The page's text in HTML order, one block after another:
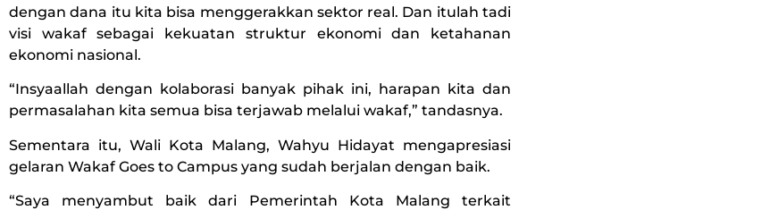
dengan dana itu kita bisa menggerakkan sektor real. Dan itulah tadi
visi wakaf sebagai kekuatan struktur ekonomi dan ketahanan
ekonomi nasional.
“Insyaallah dengan kolaborasi banyak pihak ini, harapan kita dan
permasalahan kita semua bisa terjawab melalui wakaf,” tandasnya.
Sementara itu, Wali Kota Malang, Wahyu Hidayat mengapresiasi
gelaran Wakaf Goes to Campus yang sudah berjalan dengan baik.
“Saya menyambut baik dari Pemerintah Kota Malang terkait